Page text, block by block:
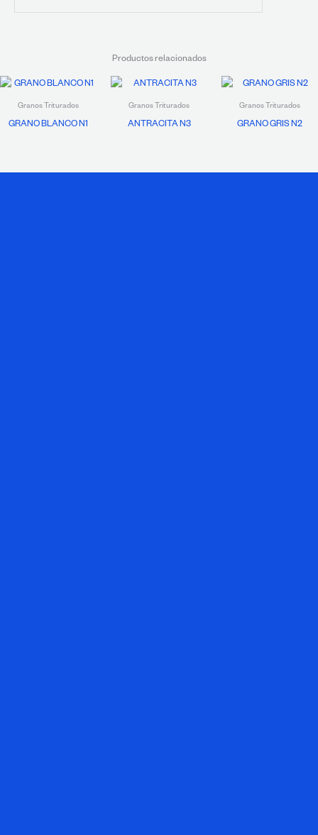
Productos relacionados
Granos Triturados
GRANO BLANCO N1
Granos Triturados
ANTRACITA N3
Granos Triturados
GRANO GRIS N2